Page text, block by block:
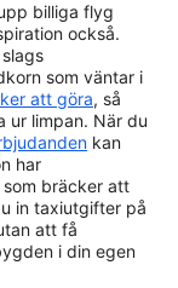
billiga flyg
också.
som väntar i
att göra, så
ur limpan. När du
kan
har
bräcker att
in taxiutgifter på
att få
i din egen